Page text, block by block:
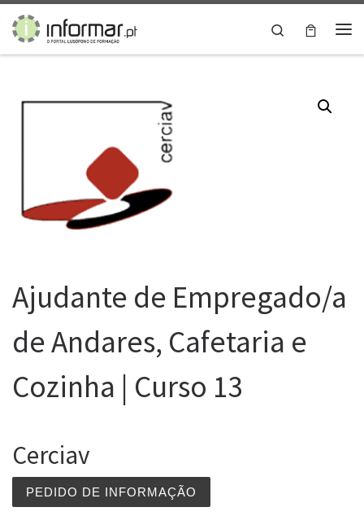
Skip to content
Search
Ajudante de Empregado/a
de Andares, Cafetaria e
Cozinha | Curso 13
Cerciav
PEDIDO DE INFORMAÇÃO